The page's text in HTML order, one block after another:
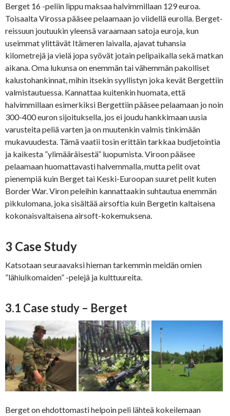
Berget 16 -peliin lippu maksaa halvimmillaan 129 euroa.
Toisaalta Virossa pääsee pelaamaan jo viidellä eurolla. Berget-
reissuun joutuukin yleensä varaamaan satoja euroja, kun
useimmat ylittävät Itämeren laivalla, ajavat tuhansia
kilometrejä ja vielä jopa syövät jotain pelipaikalla sekä matkan
aikana. Oma lukunsa on enemmän tai vähemmän pakolliset
kalustohankinnat, mihin itsekin syyllistyn joka kevät Bergettiin
valmistautuessa. Kannattaa kuitenkin huomata, että
halvimmillaan esimerkiksi Bergettiin pääsee pelaamaan jo noin
300-400 euron sijoituksella, jos ei joudu hankkimaan uusia
varusteita peliä varten ja on muutenkin valmis tinkimään
mukavuudesta. Tämä vaatii tosin erittäin tarkkaa budjetointia
ja kaikesta ”ylimääräisestä” luopumista. Viroon pääsee
pelaamaan huomattavasti halvemmalla, mutta pelit ovat
pienempiä kuin Berget tai Keski-Euroopan suuret pelit kuten
Border War. Viron peleihin kannattaakin suhtautua enemmän
pikkulomana, joka sisältää airsoftia kuin Bergetin kaltaisena
kokonaisvaltaisena airsoft-kokemuksena.
3 Case Study
Katsotaan seuraavaksi hieman tarkemmin meidän omien
”lähiulkomaiden” -pelejä ja kulttuureita.
3.1 Case study – Berget
Berget on ehdottomasti helpoin peli lähteä kokeilemaan